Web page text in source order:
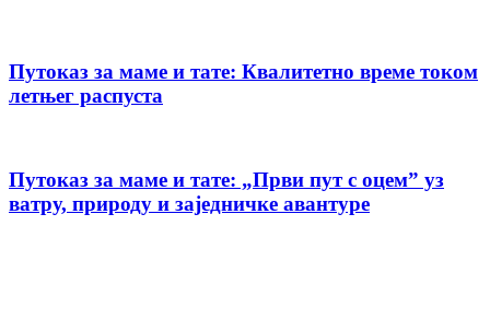
Путоказ за маме и тате: Квалитетно време током
летњег распуста
Путоказ за маме и тате: „Први пут с оцемˮ уз
ватру, природу и заједничке авантуре